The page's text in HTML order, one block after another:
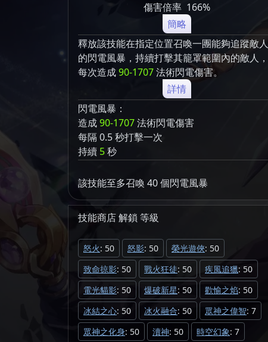
傷害倍率 166%
簡略
釋放該技能在指定位置召喚一團能夠追蹤敵人
的閃電風暴，持續打擊其籠罩範圍內的敵人，
每次造成90-1707法術閃電傷害。
詳情
閃電風暴：
造成90-1707法術閃電傷害
每隔 0.5 秒打擊一次
持續 5秒
該技能至多召喚 40 個閃電風暴
技能商店解鎖 等級
怒火: 50 怒影: 50 榮光遊俠: 50
致命掠影: 50 戰火狂徒: 50 疾風追獵: 50
電光貓影: 50 爆破新星: 50 歡愉之焰: 50
冰結之心: 50 冰火融合: 50 眾神之偉智: 7
眾神之化身: 50 瀆神: 50 時空幻象: 7